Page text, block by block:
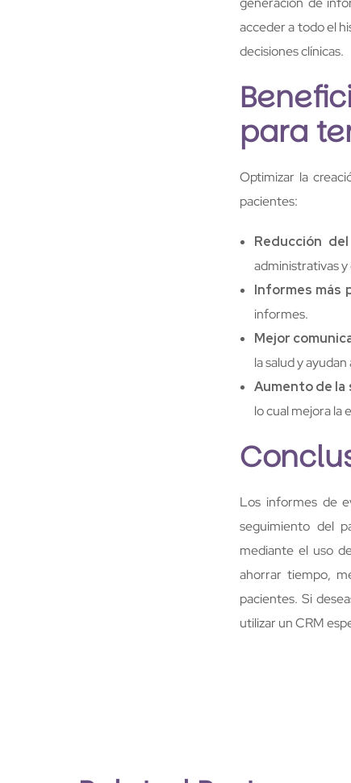
acceder a todo el
decisiones clínicas.
para
Optimizar la
pacientes:
Reducción
administrativas
Informes más
informes.
Mejor
la salud y
Aumento de
lo cual mejora la
Los informes de
seguimiento del
mediante el uso
ahorrar tiempo,
pacientes. Si
utilizar un CRM